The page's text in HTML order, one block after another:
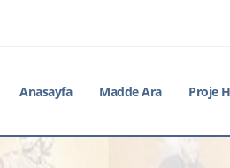
Anasayfa Madde Ara Proje